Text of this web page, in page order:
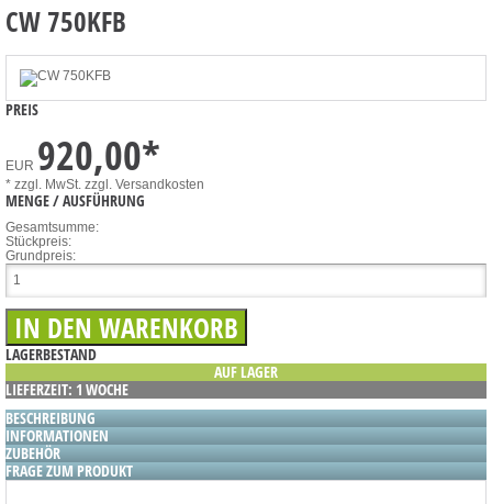
CW 750KFB
PREIS
EUR 920,00*
* zzgl. MwSt. zzgl. Versandkosten
MENGE / AUSFÜHRUNG
Gesamtsumme:
Stückpreis:
Grundpreis:
LAGERBESTAND
AUF LAGER
LIEFERZEIT: 1 WOCHE
BESCHREIBUNG
INFORMATIONEN
ZUBEHÖR
FRAGE ZUM PRODUKT